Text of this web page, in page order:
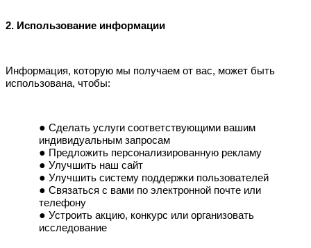
2. Использование информации
Информация, которую мы получаем от вас, может быть
использована, чтобы:
Сделать услуги соответствующими вашим
индивидуальным запросам
Предложить персонализированную рекламу
Улучшить наш сайт
Улучшить систему поддержки пользователей
Связаться с вами по электронной почте или
телефону
Устроить акцию, конкурс или организовать
исследование